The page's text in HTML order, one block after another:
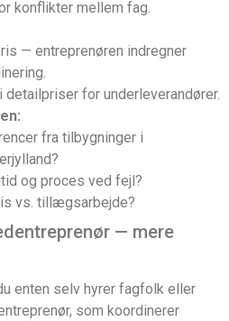
konflikter mellem fag.
— entreprenøren indregner
detailpriser for underleverandører.
fra tilbygninger i
og proces ved fejl?
vs. tillægsarbejde?
— mere
enten selv hyrer fagfolk eller
som koordinerer